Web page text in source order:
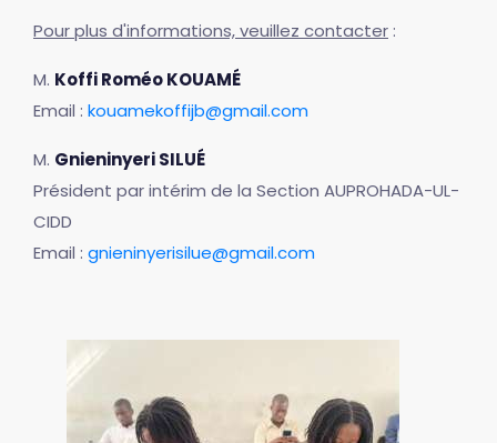
Pour plus d'informations, veuillez contacter :
M. Koffi Roméo KOUAMÉ
Email : kouamekoffijb@gmail.com
M. Gnieninyeri SILUÉ
Président par intérim de la Section AUPROHADA-UL-
CIDD
Email : gnieninyerisilue@gmail.com